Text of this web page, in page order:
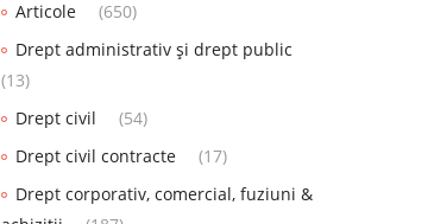
Articole
(650)
Drept administrativ și drept public
(13)
Drept civil
(54)
Drept civil contracte
(17)
Drept corporativ, comercial, fuziuni &